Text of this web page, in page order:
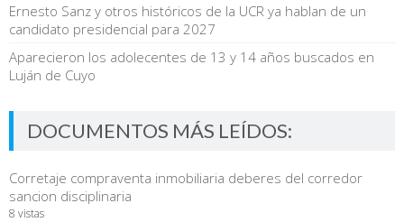
Ernesto Sanz y otros históricos de la UCR ya hablan de un
candidato presidencial para 2027
Aparecieron los adolecentes de 13 y 14 años buscados en
Luján de Cuyo
DOCUMENTOS MÁS LEÍDOS:
Corretaje compraventa inmobiliaria deberes del corredor
sancion disciplinaria
8 vistas